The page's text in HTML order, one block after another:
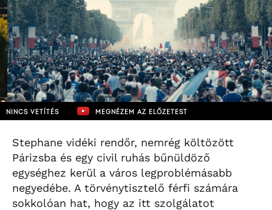
NINCS VETÍTÉS MEGNÉZEM AZ ELŐZETEST
Stephane vidéki rendőr, nemrég költözött
Párizsba és egy civil ruhás bűnüldöző
egységhez kerül a város legproblémásabb
negyedébe. A törvénytisztelő férfi számára
sokkolóan hat, hogy az itt szolgálatot